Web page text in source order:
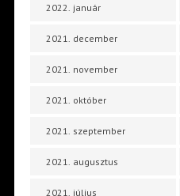
2022. január
2021. december
2021. november
2021. október
2021. szeptember
2021. augusztus
2021. július